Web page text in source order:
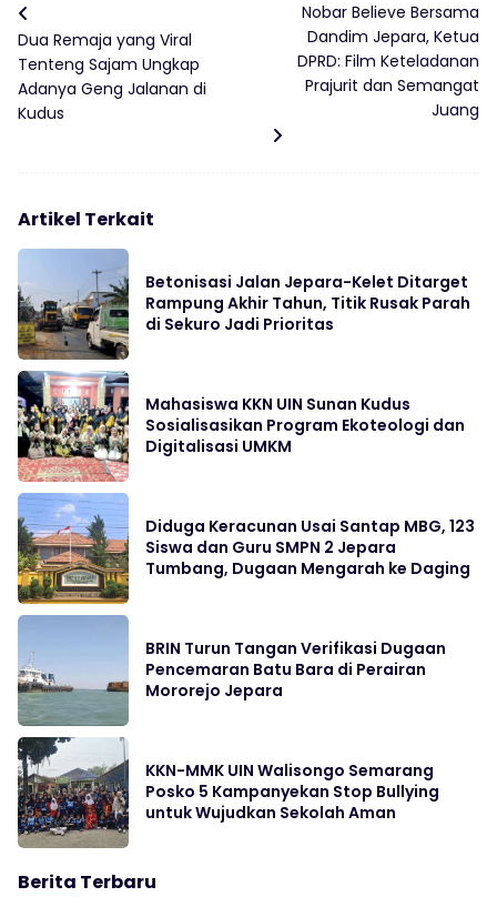
Dua Remaja yang Viral
Tenteng Sajam Ungkap
Adanya Geng Jalanan di
Kudus
Nobar Believe Bersama
Dandim Jepara, Ketua
DPRD: Film Keteladanan
Prajurit dan Semangat
Juang
Artikel Terkait
Betonisasi Jalan Jepara-Kelet Ditarget
Rampung Akhir Tahun, Titik Rusak Parah
di Sekuro Jadi Prioritas
Mahasiswa KKN UIN Sunan Kudus
Sosialisasikan Program Ekoteologi dan
Digitalisasi UMKM
Diduga Keracunan Usai Santap MBG, 123
Siswa dan Guru SMPN 2 Jepara
Tumbang, Dugaan Mengarah ke Daging
BRIN Turun Tangan Verifikasi Dugaan
Pencemaran Batu Bara di Perairan
Mororejo Jepara
KKN-MMK UIN Walisongo Semarang
Posko 5 Kampanyekan Stop Bullying
untuk Wujudkan Sekolah Aman
Berita Terbaru